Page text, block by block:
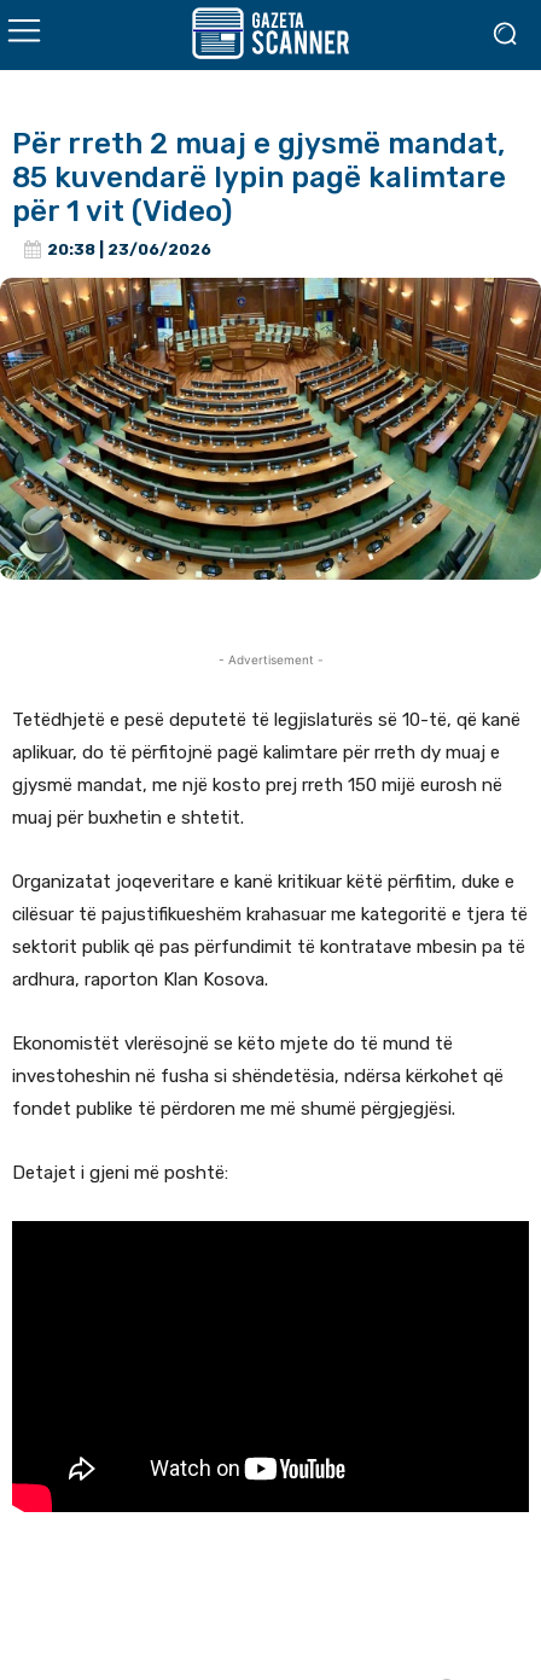
Për rreth 2 muaj e gjysmë mandat,
85 kuvendarë lypin pagë kalimtare
për 1 vit (Video)
20:38 | 23/06/2026
- Advertisement -
Tetëdhjetë e pesë deputetë të legjislaturës së 10-të, që kanë
aplikuar, do të përfitojnë pagë kalimtare për rreth dy muaj e
gjysmë mandat, me një kosto prej rreth 150 mijë eurosh në
muaj për buxhetin e shtetit.
Organizatat joqeveritare e kanë kritikuar këtë përfitim, duke e
cilësuar të pajustifikueshëm krahasuar me kategoritë e tjera të
sektorit publik që pas përfundimit të kontratave mbesin pa të
ardhura, raporton Klan Kosova.
Ekonomistët vlerësojnë se këto mjete do të mund të
investoheshin në fusha si shëndetësia, ndërsa kërkohet që
fondet publike të përdoren me më shumë përgjegjësi.
Detajet i gjeni më poshtë: